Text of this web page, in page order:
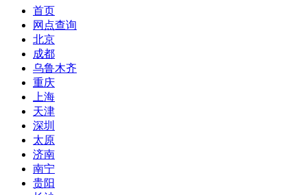
首页
网点查询
北京
成都
乌鲁木齐
重庆
上海
天津
深圳
太原
济南
南宁
贵阳